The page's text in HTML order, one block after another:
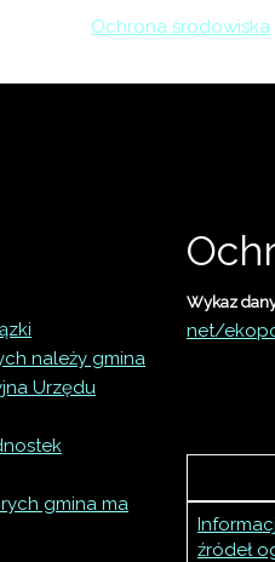
Ochrona środowiska
Wykaz
net/
źródeł
należy gmina
Urzędu
gmina ma